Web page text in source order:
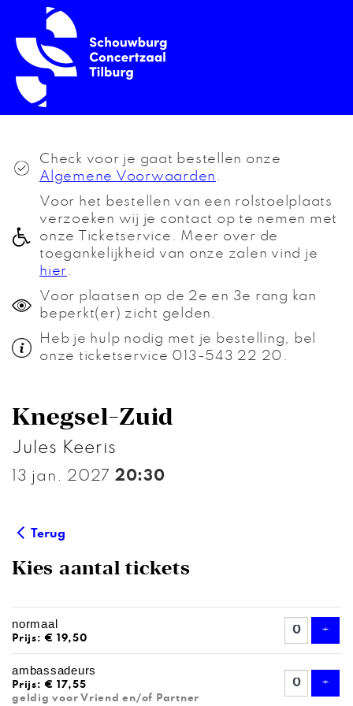
Check voor je gaat bestellen onze
Algemene Voorwaarden
Voor het bestellen van een rolstoelplaats
verzoeken wij je contact op te nemen met
onze Ticketservice. Meer over de
toegankelijkheid van onze zalen vind je
hier
Voor plaatsen op de 2e en 3e rang kan
beperkt(er) zicht gelden.
Heb je hulp nodig met je bestelling, bel
onze ticketservice 013-543 22 20.
Knegsel-Zuid
Jules Keeris
13 jan. 2027 20:30
Terug
Kies aantal tickets
AANTAL
normaal
Prijs: € 19,50
+
ambassadeurs
Prijs: € 17,55
geldig voor Vriend en/of Partner
+